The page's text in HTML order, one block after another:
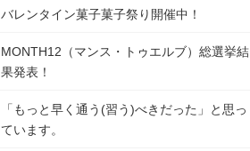
バレンタイン菓子菓子祭り開催中！
MONTH12（マンス・トゥエルブ）総選挙結
果発表！
「もっと早く通う(習う)べきだった」と思っ
ています。